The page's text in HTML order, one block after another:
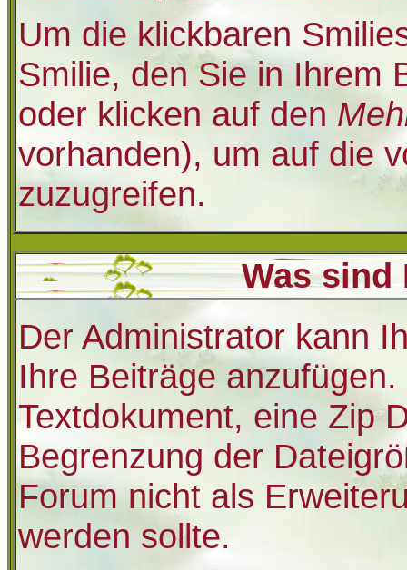
Um die klickbaren
Smilie, den Sie in Ihrem
oder klicken auf den
vorhanden), um auf die
zuzugreifen.
Was sind
Der Administrator kann
Ihre Beiträge
Textdokument, eine Zip
Begrenzung der
Forum nicht als
werden sollte.